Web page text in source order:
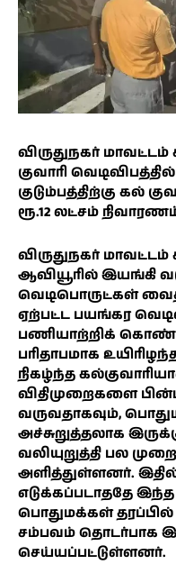
விருதுநகர் மாவட்டம்
குவாரி
குடும்பத்திற்கு கல்
ரூ.12 லட்சம்
விருதுநகர் மாவட்டம்
ஆவியூரில் இயங்கி
வெடிபொருட்கள்
ஏற்பட்ட பயங்கர
பணியாற்றிக்
பரிதாபமாக
நிகழ்ந்த
விதிமுறைகளை
வருவதாகவும்,
அச்சுறுத்தலாக
வலியுறுத்தி பல
அளித்துள்ளனர்.
எடுக்கப்படாததே
பொதுமக்கள் தரப்பில்
சம்பவம் தொடர்பாக
செய்யப்பட்டுள்ளனர்.